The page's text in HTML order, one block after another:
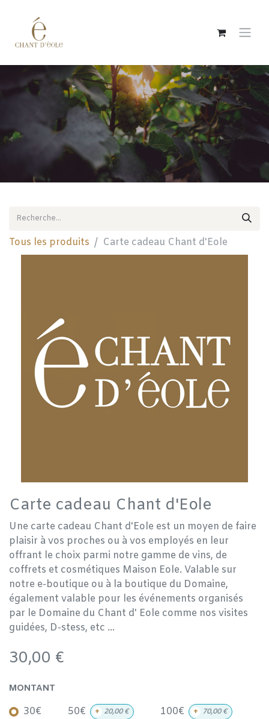
Tous les produits Carte cadeau Chant d'Eole
Carte cadeau Chant d'Eole
Une carte cadeau Chant d'Eole est un moyen de faire
plaisir à vos proches ou à vos employés en leur
offrant le choix parmi notre gamme de vins, de
coffrets et cosmétiques Maison Eole. Valable sur
notre e-boutique ou à la boutique du Domaine,
également valable pour les événements organisés
par le Domaine du Chant d' Eole comme nos visites
guidées, D-stess, etc ...
30,00 €
MONTANT
30€ 50€ + 20,00€ 100€ + 70,00€